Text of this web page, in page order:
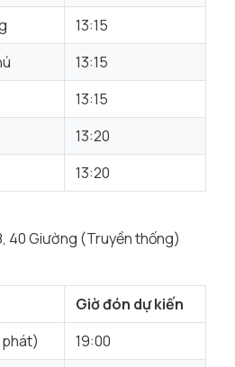
13:15
13:15
13:15
13:20
13:20
40 Giường (Truyền thống)
Giờ đón dự kiến
19:00